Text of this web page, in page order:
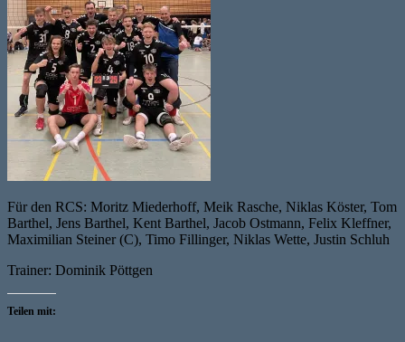
Für den RCS: Moritz Miederhoff, Meik Rasche, Niklas Köster, Tom
Barthel, Jens Barthel, Kent Barthel, Jacob Ostmann, Felix Kleffner,
Maximilian Steiner (C), Timo Fillinger, Niklas Wette, Justin Schluh
Trainer: Dominik Pöttgen
Teilen mit: